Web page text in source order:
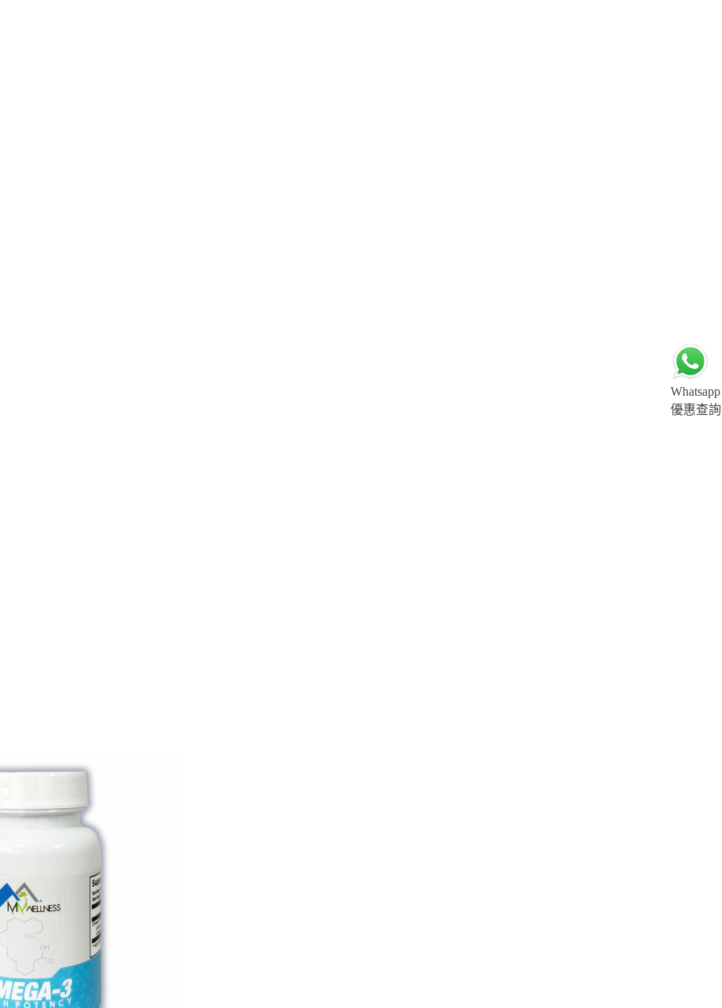
Whatsapp
優惠查詢